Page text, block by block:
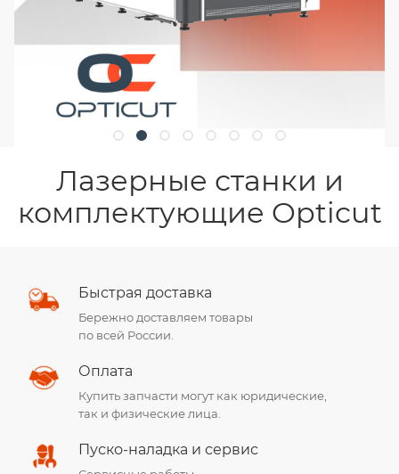
Лазерные станки и
комплектующие Opticut
Быстрая доставка
Бережно доставляем товары
по всей России.
Оплата
Купить запчасти могут как юридические,
так и физические лица.
Пуско-наладка и сервис